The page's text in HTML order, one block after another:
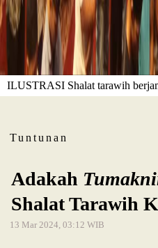
ILUSTRASI Shalat tarawih
Tuntunan
Adakah
Shalat Tarawih
13 Mar 2024, 03:12 WIB